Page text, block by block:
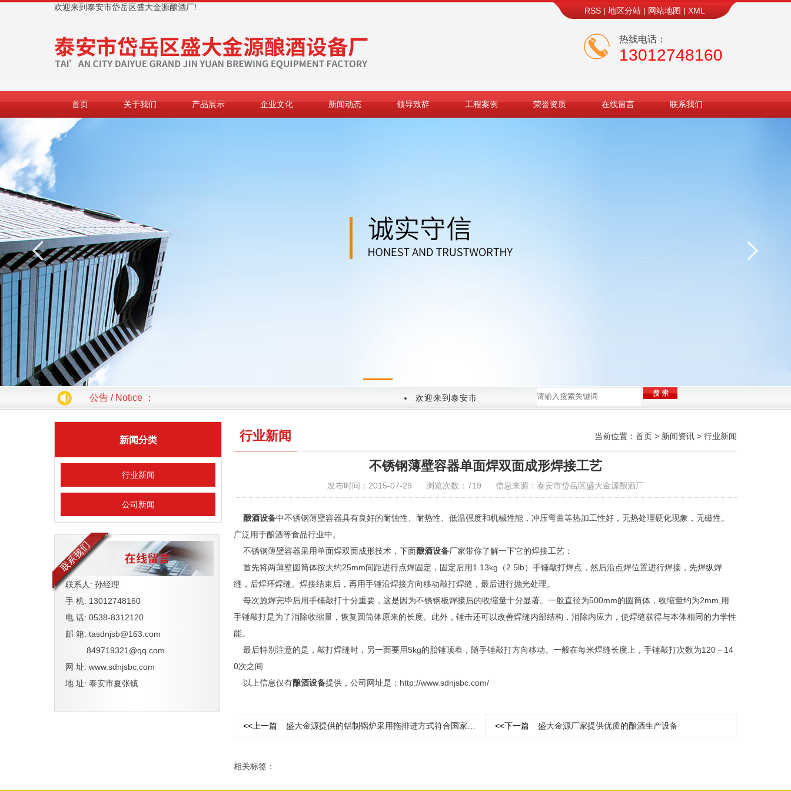
RSS| 地区分站| 网站地图 | XML
欢迎来到泰安市岱岳区盛大金源酿酒厂!
热线电话：
13012748160
首页 关于我们 产品展示 企业文化 新闻动态 领导致辞 工程案例 荣誉资质 在线留言 联系我们
1
公告 / Notice ： 欢迎来到泰安市岱岳区盛大金源酿酒厂！
新闻分类
行业新闻
公司新闻
联系人: 孙经理
手 机: 13012748160
电 话: 0538-8312120
邮 箱: tasdnjsb@163.com
849719321@qq.com
网 址: www.sdnjsbc.com
地 址: 泰安市夏张镇
行业新闻 当前位置： 首页 > 新闻资讯 > 行业新闻
不锈钢薄壁容器单面焊双面成形焊接工艺
发布时间：2015-07-29 浏览次数：719 信息来源：泰安市岱岳区盛大金源酿酒厂
酿酒设备中不锈钢薄壁容器具有良好的耐蚀性、耐热性、低温强度和机械性能，冲压弯曲等热加工性好，无热处理硬化现象，无磁性。
广泛用于酿酒等食品行业中。
不锈钢薄壁容器采用单面焊双面成形技术，下面酿酒设备厂家带你了解一下它的焊接工艺：
首先将两薄壁圆筒体按大约25mm间距进行点焊固定，固定后用1.13kg（2.5lb）手锤敲打焊点，然后沿点焊位置进行焊接，先焊纵焊
缝，后焊环焊缝。焊接结束后，再用手锤沿焊接方向移动敲打焊缝，最后进行抛光处理。
每次施焊完毕后用手锤敲打十分重要，这是因为不锈钢板焊接后的收缩量十分显著。一般直径为500mm的圆筒体，收缩量约为2mm,用
手锤敲打是为了消除收缩量，恢复圆筒体原来的长度。此外，锤击还可以改善焊缝内部结构，消除内应力，使焊缝获得与本体相同的力学性
能。
最后特别注意的是，敲打焊缝时，另一面要用5kg的胎锤顶着，随手锤敲打方向移动。一般在每米焊缝长度上，手锤敲打次数为120－14
0次之间
以上信息仅有酿酒设备提供，公司网址是： http://www.sdnjsbc.com/
<<上一篇 盛大金源提供的铝制锅炉采用拖排进方式符合国家标准 <<下一篇 盛大金源厂家提供优质的酿酒生产设备
相关标签：